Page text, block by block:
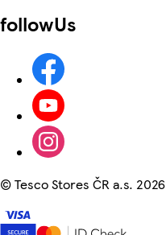
followUs
©Tesco Stores ČR a.s. 2026